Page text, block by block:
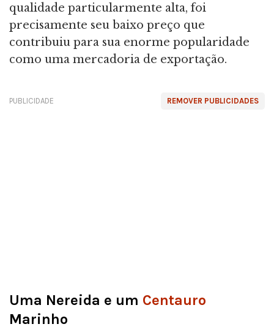
qualidade particularmente alta, foi
precisamente seu baixo preço que
contribuiu para sua enorme popularidade
como uma mercadoria de exportação.
REMOVER PUBLICIDADES
PUBLICIDADE
Uma Nereida e um Centauro
Marinho